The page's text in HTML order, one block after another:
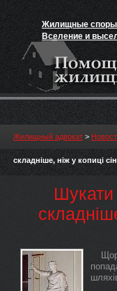
Жилищные споры
Вселение и
Признание прав
Жилищный адвокат >
складніше, ніж у копиці
Шукати